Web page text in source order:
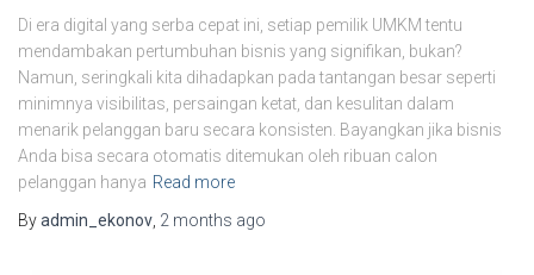
Di era digital yang serba cepat ini, setiap pemilik UMKM tentu
mendambakan pertumbuhan bisnis yang signifikan, bukan?
Namun, seringkali kita dihadapkan pada tantangan besar seperti
minimnya visibilitas, persaingan ketat, dan kesulitan dalam
menarik pelanggan baru secara konsisten. Bayangkan jika bisnis
Anda bisa secara otomatis ditemukan oleh ribuan calon
pelanggan hanya Read more
Byadmin_ekonov 2 months ago